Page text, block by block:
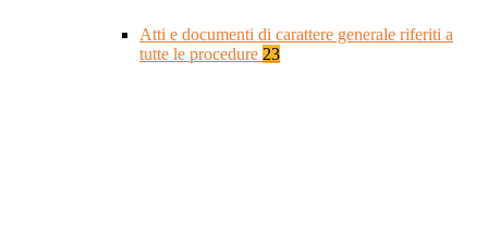
Atti e documenti di carattere generale riferiti a
tutte le procedure 23